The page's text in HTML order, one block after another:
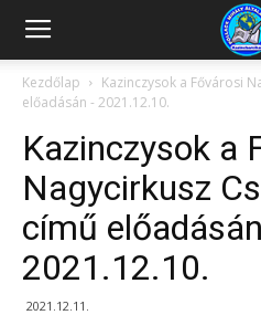
Kazincbarcikai
Pollack
Mihály
Általános
Kezdőlap
Kazinczysok a Fővárosi
előadásán - 2021.12.10.
Kazinczysok a
Nagycirkusz
című
2021.12.10.
2021.12.11.